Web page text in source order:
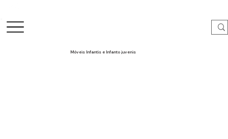
Móveis Infantis e Infanto juvenis